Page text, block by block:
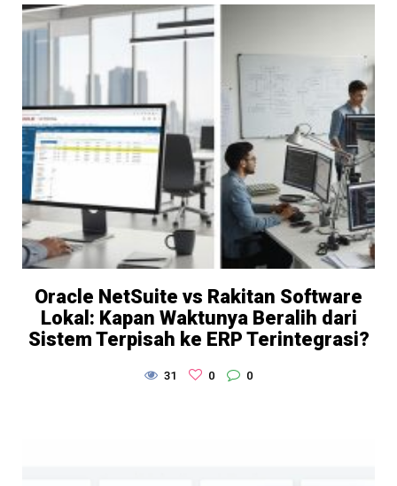
Oracle NetSuite vs Rakitan Software
Lokal: Kapan Waktunya Beralih dari
Sistem Terpisah ke ERP Terintegrasi?
31 0 0